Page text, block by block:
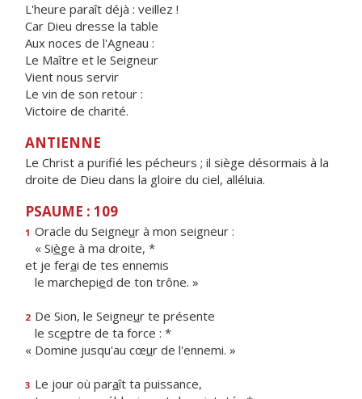
L'heure paraît déjà : veillez !
Car Dieu dresse la table
Aux noces de l'Agneau :
Le Maître et le Seigneur
Vient nous servir
Le vin de son retour :
Victoire de charité.
ANTIENNE
Le Christ a purifié les pécheurs ; il siège désormais à la
droite de Dieu dans la gloire du ciel, alléluia.
PSAUME : 109
1 Oracle du Seigneur à mon seigneur :
« Siège à ma droite, *
et je ferai de tes ennemis
le marchepied de ton trône. »
2 De Sion, le Seigneur te présente
le sceptre de ta force : *
« Domine jusqu'au cœur de l'ennemi. »
3 Le jour où paraît ta puissance,